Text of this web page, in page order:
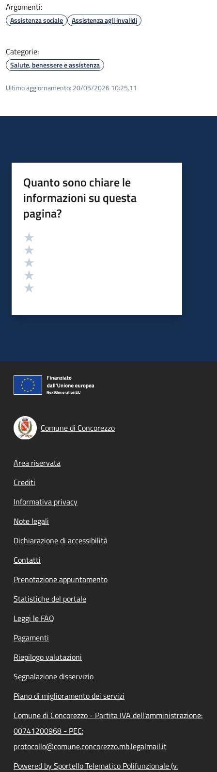
Argomenti:
Assistenza sociale Assistenza agli invalidi
Categorie:
Salute, benessere e assistenza
Ultimo aggiornamento: 20/05/2026 10:25.11
Quanto sono chiare le
informazioni su questa
pagina?
Valutazione
Comune di Concorezzo
Footer menu
Area riservata
Crediti
Informativa privacy
Note legali
Dichiarazione di accessibilità
Contatti
Prenotazione appuntamento
Statistiche del portale
Leggi le FAQ
Pagamenti
Riepilogo valutazioni
Segnalazione disservizio
Piano di miglioramento dei servizi
Comune di Concorezzo - Partita IVA dell'amministrazione:
00741200968 - PEC:
protocollo@comune.concorezzo.mb.legalmail.it
Powered by Sportello Telematico Polifunzionale (v.